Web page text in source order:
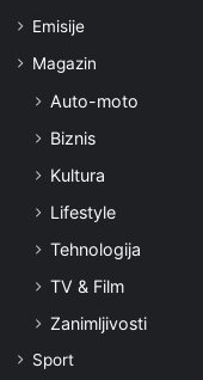
Emisije
Magazin
Auto-moto
Biznis
Kultura
Lifestyle
Tehnologija
TV & Film
Zanimljivosti
Sport